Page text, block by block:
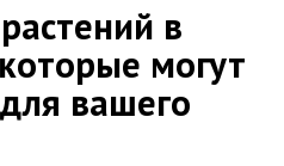
в
могут
вашего